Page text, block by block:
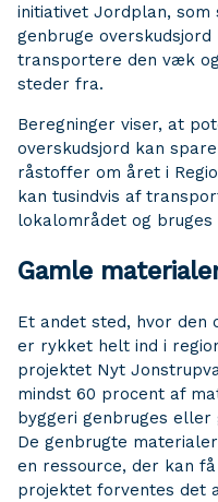
initiativet Jordplan,
genbruge
transportere den væk
steder fra.
Beregninger viser, at
overskudsjord kan
råstoffer om året i
kan tusindvis af
lokalområdet og
Gamle
Et andet sted, hvor
er rykket helt ind i
projektet Nyt
mindst 60 procent af
byggeri genbruges eller
De genbrugte
en ressource, der kan
projektet forventes det